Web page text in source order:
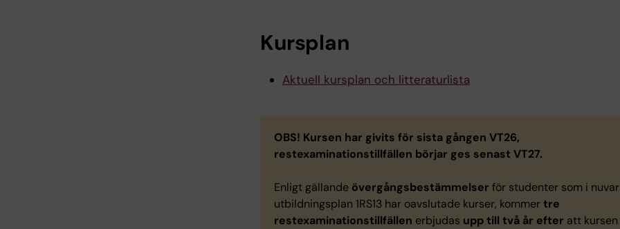
Kursplan
Aktuell kursplan och litteraturlista
OBS! Kursen har givits för sista gången VT26,
restexaminationstillfällen börjar ges senast VT27.
Enligt gällande övergångsbestämmelser för studenter som i
utbildningsplan 1RS13 har oavslutade kurser, kommertre
restexaminationstillfällen erbjudas upp till två år efter att